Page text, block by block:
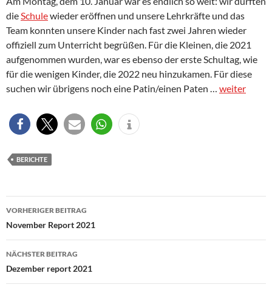
dieSchulewieder eröffnen und unsere Lehrkräfte und das
Team konnten unsere Kinder nach fast zwei Jahren wieder
offiziell zum Unterricht begrüßen. Für die Kleinen, die 2021
aufgenommen wurden, war es ebenso der erste Schultag, wie
für die wenigen Kinder, die 2022 neu hinzukamen. Für diese
suchen wir übrigens noch eine Patin/einen Paten … weiter
BERICHTE
Beitragsnavigation
VORHERIGER BEITRAG
November Report 2021
NÄCHSTER BEITRAG
Dezember report 2021